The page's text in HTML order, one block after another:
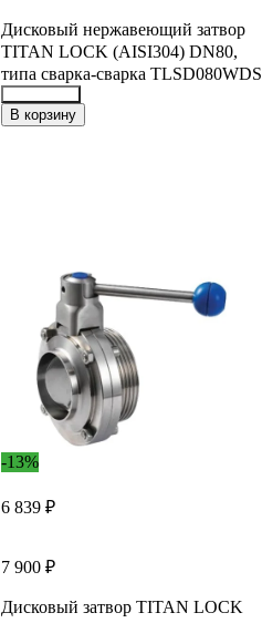
Дисковый нержавеющий затвор
TITAN LOCK (AISI304) DN80,
типа сварка-сварка TLSD080WDS
22153959
В корзину
-13%
6 839 ₽
7 900 ₽
Дисковый затвор TITAN LOCK